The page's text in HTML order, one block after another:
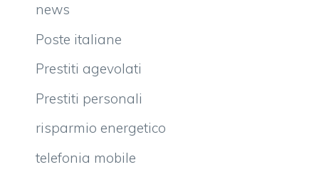
news
Poste italiane
Prestiti agevolati
Prestiti personali
risparmio energetico
telefonia mobile